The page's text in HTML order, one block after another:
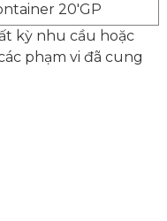
20'GP
kỳ nhu cầu hoặc
phạm vi đã cung